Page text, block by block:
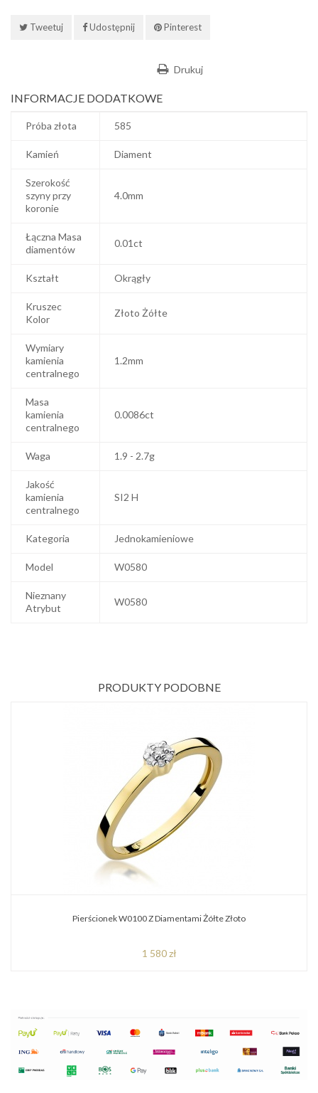
Tweetuj Udostępnij Pinterest
Drukuj
INFORMACJE DODATKOWE
Próba złota 585
Kamień Diament
Szerokość
szyny przy
koronie
4.0mm
Łączna Masa
diamentów
0.01ct
Kształt Okrągły
Kruszec
Kolor
Złoto Żółte
Wymiary
kamienia
centralnego
1.2mm
Masa
kamienia
centralnego
0.0086ct
Waga 1.9 - 2.7g
Jakość
kamienia
centralnego
SI2 H
Kategoria Jednokamieniowe
Model W0580
Nieznany
Atrybut
W0580
PRODUKTY PODOBNE
Pierścionek W0100 Z Diamentami Żółte Złoto
1 580 zł